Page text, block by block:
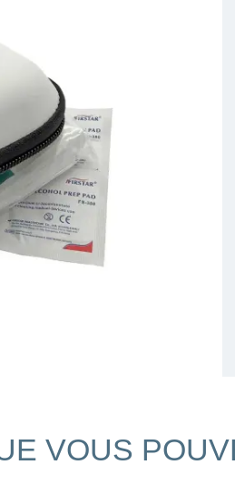
VOUS